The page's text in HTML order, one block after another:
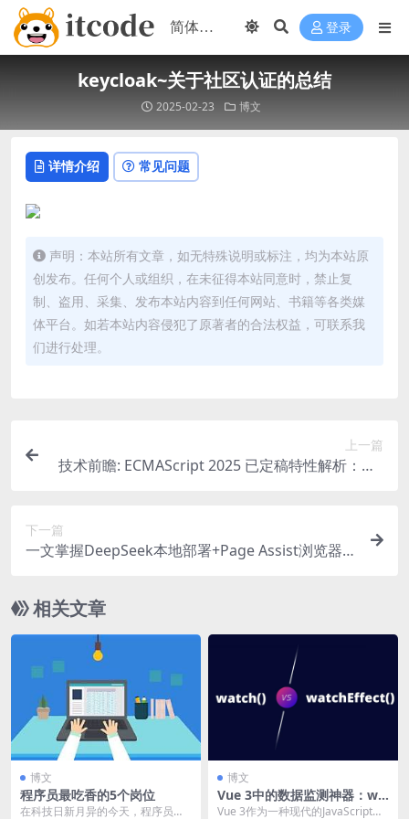
登录
keycloak~关于社区认证的总结
2025-02-23 博文
详情介绍 常见问题
声明：本站所有文章，如无特殊说明或标注，均为本站原
创发布。任何个人或组织，在未征得本站同意时，禁止复
制、盗用、采集、发布本站内容到任何网站、书籍等各类媒
体平台。如若本站内容侵犯了原著者的合法权益，可联系我
们进行处理。
上一篇
技术前瞻: ECMAScript 2025 已定稿特性解析：让 J
下一篇
一文掌握DeepSeek本地部署+Page Assist浏览器
相关文章
博文
程序员最吃香的5个岗位
在科技日新月异的今天，程序员成
博文
Vue 3中的数据监测神器：wa
tch vs watchEffect
Vue 3作为一种现代的JavaScript框